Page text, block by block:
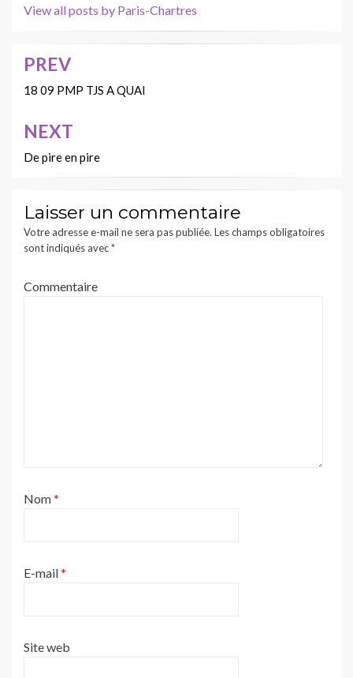
View all posts by Paris-Chartres
Navigation
de
l’article
PREV
18 09 PMP TJS A QUAI
NEXT
De pire en pire
Laisser un commentaire
Votre adresse e-mail ne sera pas publiée. Les champs obligatoires
sont indiqués avec*
Commentaire
Nom*
E-mail*
Site web